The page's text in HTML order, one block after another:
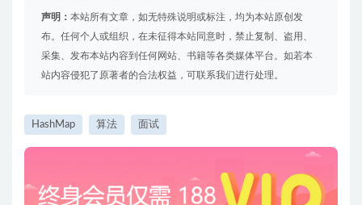
声明： 本站所有文章，如无特殊说明或标注，均为本站原创发
布。任何个人或组织，在未征得本站同意时，禁止复制、盗用、
采集、发布本站内容到任何网站、书籍等各类媒体平台。如若本
站内容侵犯了原著者的合法权益，可联系我们进行处理。
HashMap 算法 面试